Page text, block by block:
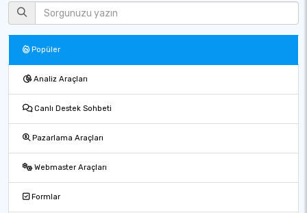
Popüler
Analiz Araçları
Canlı Destek Sohbeti
Pazarlama Araçları
Webmaster Araçları
Formlar